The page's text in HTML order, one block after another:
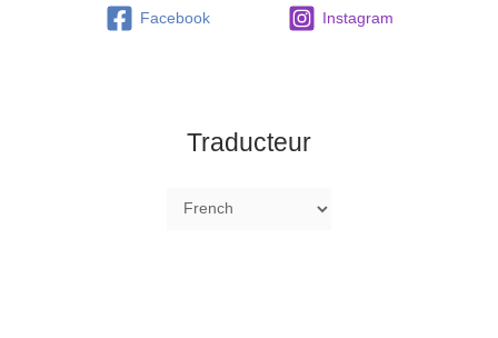
Facebook Instagram
Traducteur